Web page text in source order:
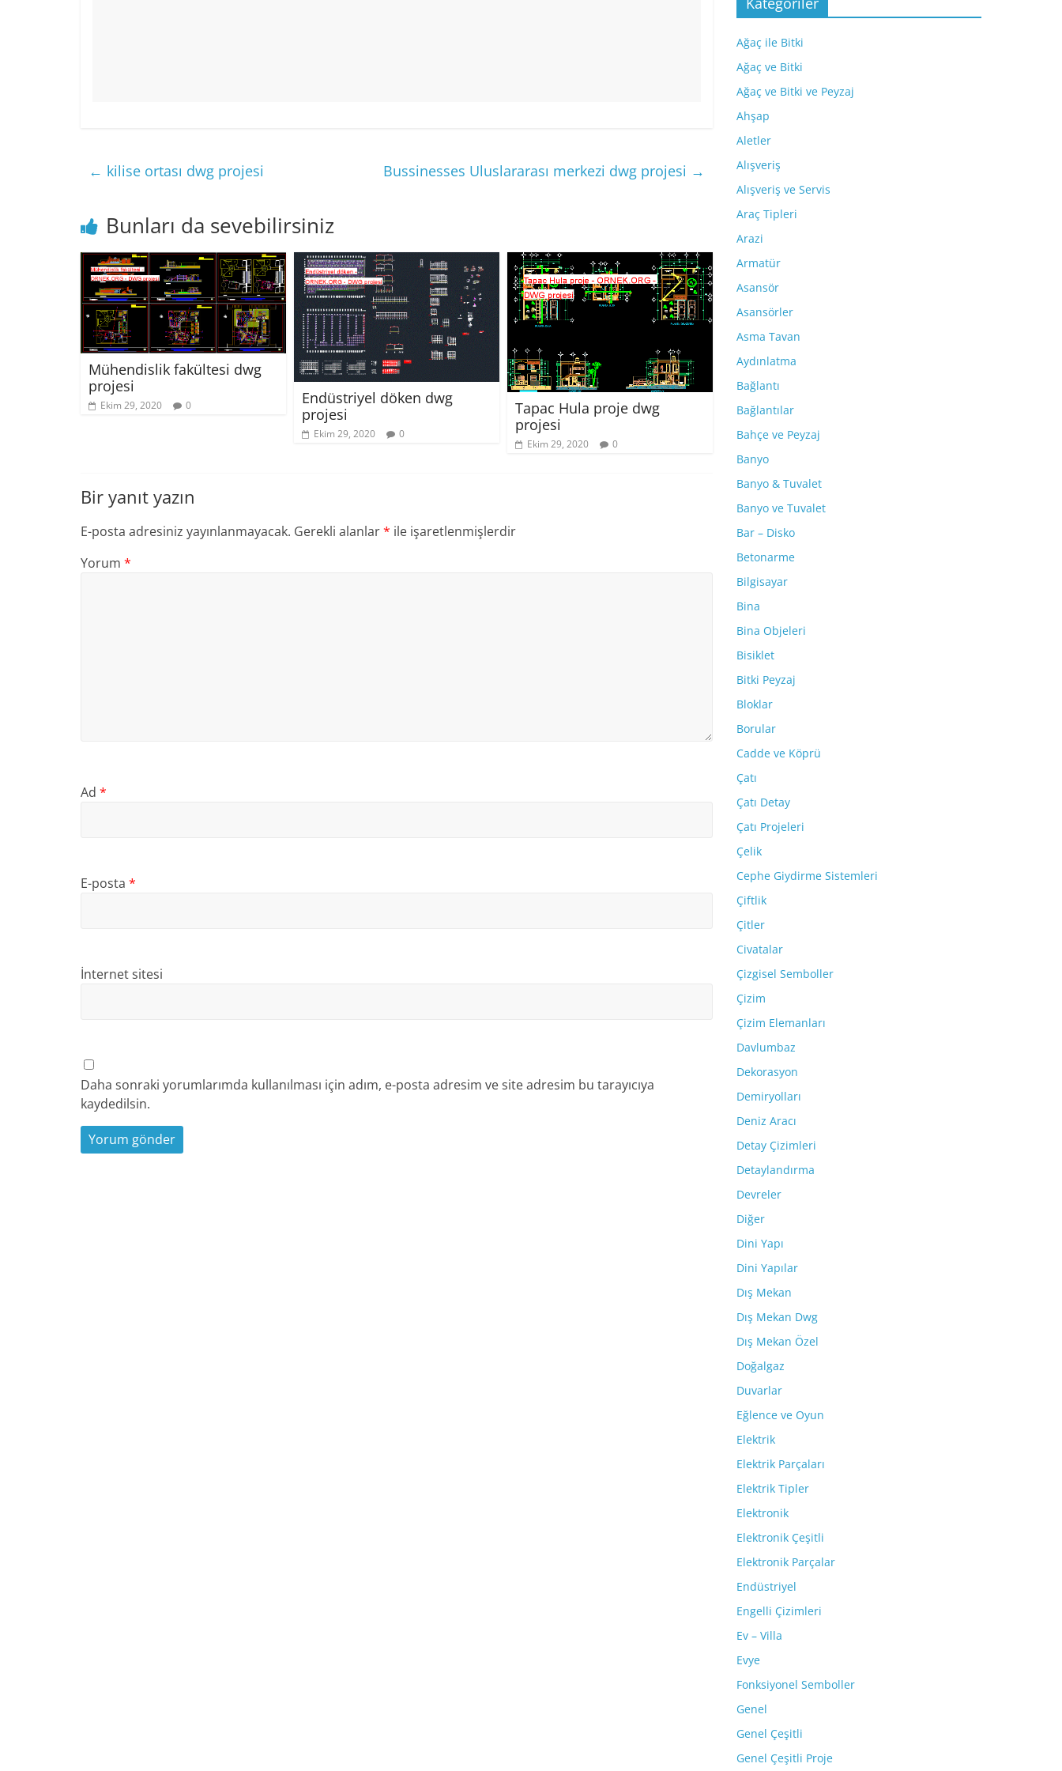
← kilise ortası dwg projesi Bussinesses Uluslararası merkezi dwg projesi →
Bunları da sevebilirsiniz
Mühendislik fakültesi dwg
projesi
Ekim 29, 2020 0
Endüstriyel döken dwg
projesi
Ekim 29, 2020 0
Tapac Hula proje dwg
projesi
Ekim 29, 2020 0
Bir yanıt yazın
E-posta adresiniz yayınlanmayacak. Gerekli alanlar* ile işaretlenmişlerdir
Yorum *
Ad *
E-posta *
İnternet sitesi
Daha sonraki yorumlarımda kullanılması için adım, e-posta adresim ve site adresim bu tarayıcıya
kaydedilsin.
Ağaç ile Bitki
Ağaç ve Bitki
Ağaç ve Bitki ve Peyzaj
Ahşap
Aletler
Alışveriş
Alışveriş ve Servis
Araç Tipleri
Arazi
Armatür
Asansör
Asansörler
Asma Tavan
Aydınlatma
Bağlantı
Bağlantılar
Bahçe ve Peyzaj
Banyo
Banyo & Tuvalet
Banyo ve Tuvalet
Bar – Disko
Betonarme
Bilgisayar
Bina
Bina Objeleri
Bisiklet
Bitki Peyzaj
Bloklar
Borular
Cadde ve Köprü
Çatı
Çatı Detay
Çatı Projeleri
Çelik
Cephe Giydirme Sistemleri
Çiftlik
Çitler
Civatalar
Çizgisel Semboller
Çizim
Çizim Elemanları
Davlumbaz
Dekorasyon
Demiryolları
Deniz Aracı
Detay Çizimleri
Detaylandırma
Devreler
Diğer
Dini Yapı
Dini Yapılar
Dış Mekan
Dış Mekan Dwg
Dış Mekan Özel
Doğalgaz
Duvarlar
Eğlence ve Oyun
Elektrik
Elektrik Parçaları
Elektrik Tipler
Elektronik
Elektronik Çeşitli
Elektronik Parçalar
Endüstriyel
Engelli Çizimleri
Ev – Villa
Evye
Fonksiyonel Semboller
Genel
Genel Çeşitli
Genel Çeşitli Proje